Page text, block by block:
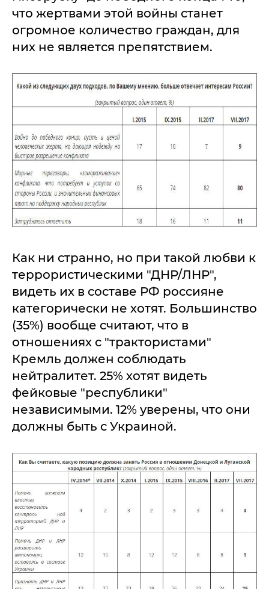
что жертвами этой войны станет
огромное количество граждан, для
них не является препятствием.
Как ни странно, но при такой любви к
террористическими "ДНР/ЛНР",
видеть их в составе РФ россияне
категорически не хотят. Большинство
(35%) вообще считают, что в
отношениях с "трактористами"
Кремль должен соблюдать
нейтралитет. 25% хотят видеть
фейковые "республики"
независимыми. 12% уверены, что они
должны быть с Украиной.